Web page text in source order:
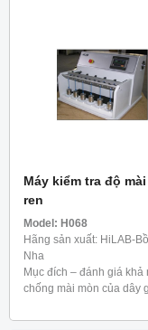
Máy kiểm tra độ
ren
Model: H068
Hãng sản xuất: HiLAB-
Nha
Mục đích – đánh giá khả
chống mài mòn của dây
xâu tiêu chuẩn, theo BS